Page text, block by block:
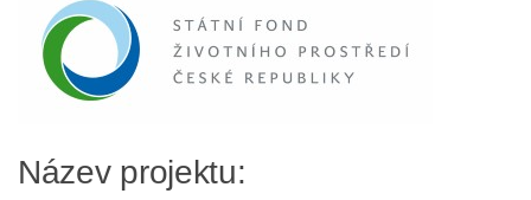
Název projektu: